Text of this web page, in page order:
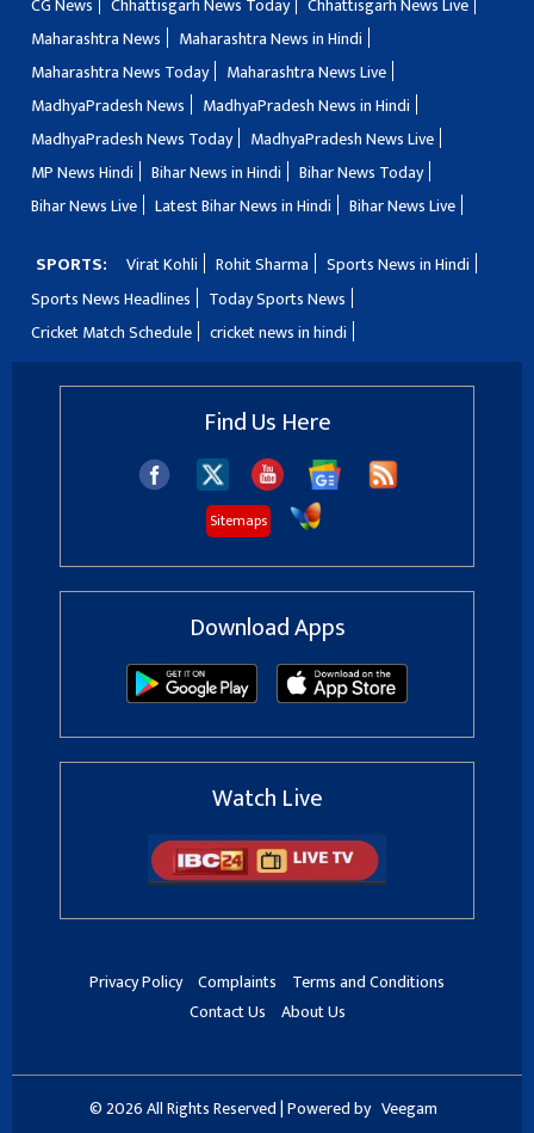
Maharashtra News
Maharashtra News in Hindi
Maharashtra News Today
Maharashtra News Live
MadhyaPradesh News
MadhyaPradesh News in Hindi
MadhyaPradesh News Today
MadhyaPradesh News Live
MP News Hindi
Bihar News in Hindi
Bihar News Today
Bihar News Live
Latest Bihar News in Hindi Bihar News Live
SPORTS: Virat Kohli Rohit Sharma
Sports News in Hindi
Sports News Headlines
Today Sports News
Cricket Match Schedule
cricket news in hindi
Find Us Here
Sitemaps
Download Apps
Watch Live
Privacy Policy Complaints
Terms and Conditions
Contact Us
About Us
© 2026 All Rights Reserved | Powered by Veegam